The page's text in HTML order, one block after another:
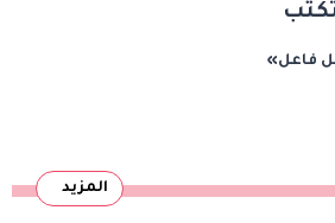
فاعل»
المزيد